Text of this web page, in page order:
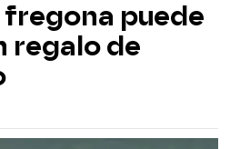
fregona puede
regalo de